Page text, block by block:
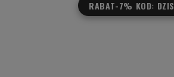
RABAT-7% KOD: